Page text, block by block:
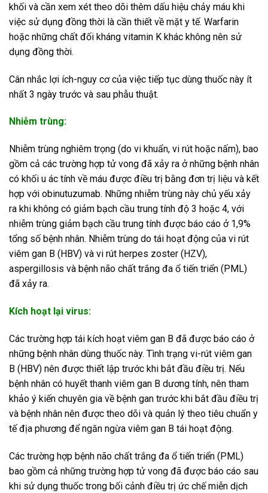
khối và cần xem xét theo dõi thêm dấu hiệu chảy máu khi
việc sử dụng đồng thời là cần thiết về mặt y tế. Warfarin
hoặc những chất đối kháng vitamin K khác không nên sử
dụng đồng thời.
Cân nhắc lợi ích-nguy cơ của việc tiếp tục dùng thuốc này ít
nhất 3 ngày trước và sau phẫu thuật.
Nhiễm trùng:
Nhiễm trùng nghiêm trọng (do vi khuẩn, vi rút hoặc nấm), bao
gồm cả các trường hợp tử vong đã xảy ra ở những bệnh nhân
có khối u ác tính về máu được điều trị bằng đơn trị liệu và kết
hợp với obinutuzumab. Những nhiễm trùng này chủ yếu xảy
ra khi không có giảm bạch cầu trung tính độ 3 hoặc 4, với
nhiễm trùng giảm bạch cầu trung tính được báo cáo ở 1,9%
tổng số bệnh nhân. Nhiễm trùng do tái hoạt động của vi rút
viêm gan B (HBV) và vi rút herpes zoster (HZV),
aspergillosis và bệnh não chất trắng đa ổ tiến triển (PML)
đã xảy ra.
Kích hoạt lại virus:
Các trường hợp tái kích hoạt viêm gan B đã được báo cáo ở
những bệnh nhân dùng thuốc này. Tình trạng vi-rút viêm gan
B (HBV) nên được thiết lập trước khi bắt đầu điều trị. Nếu
bệnh nhân có huyết thanh viêm gan B dương tính, nên tham
khảo ý kiến ​​chuyên gia về bệnh gan trước khi bắt đầu điều trị
và bệnh nhân nên được theo dõi và quản lý theo tiêu chuẩn y
tế địa phương để ngăn ngừa viêm gan B tái hoạt động.
Các trường hợp bệnh não chất trắng đa ổ tiến triển (PML)
bao gồm cả những trường hợp tử vong đã được báo cáo sau
khi sử dụng thuốc trong bối cảnh điều trị ức chế miễn dịch